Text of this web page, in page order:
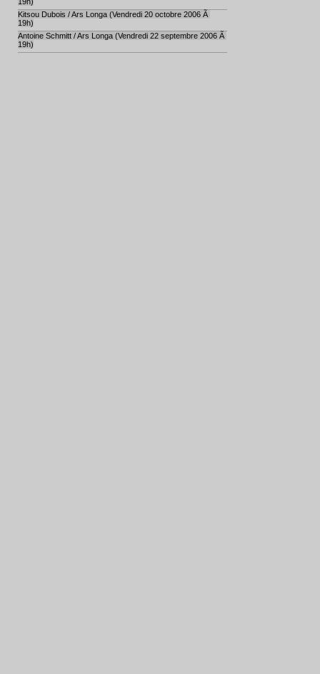
Kitsou Dubois / Ars Longa (Vendredi 20 octobre 2006 Ã
19h)
Antoine Schmitt / Ars Longa (Vendredi 22 septembre 2006 Ã
19h)